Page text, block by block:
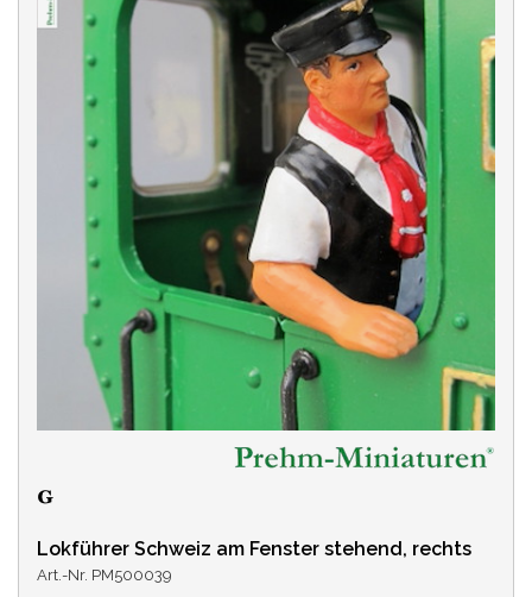
Lokführer Schweiz am Fenster stehend, rechts
Art.-Nr. PM500039